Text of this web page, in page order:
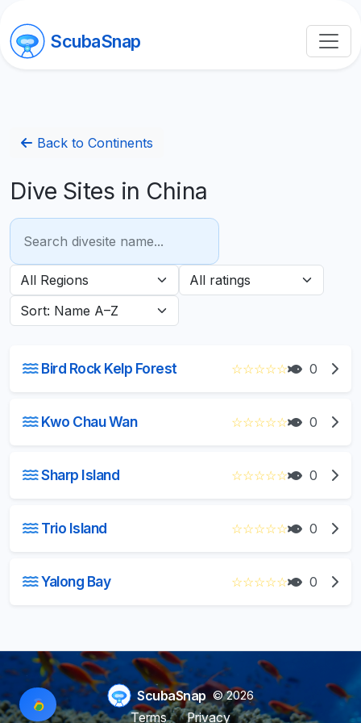
ScubaSnap
Back to Continents
Dive Sites in China
Bird Rock Kelp Forest ☆☆☆☆☆ 0
Kwo Chau Wan ☆☆☆☆☆ 0
Sharp Island ☆☆☆☆☆ 0
Trio Island ☆☆☆☆☆ 0
Yalong Bay ☆☆☆☆☆ 0
ScubaSnap © 2026
Terms
Privacy